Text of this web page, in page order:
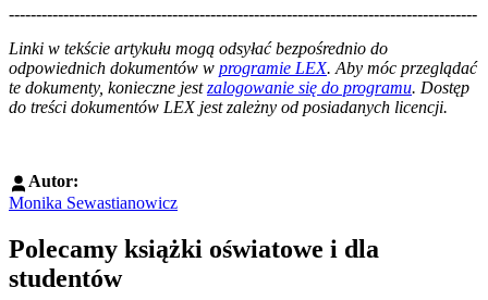
--------------------------------------------------------------------------------------
Linki w tekście artykułu mogą odsyłać bezpośrednio do
odpowiednich dokumentów w programie LEX. Aby móc przeglądać
te dokumenty, konieczne jestzalogowanie się do programu. Dostęp
do treści dokumentów LEX jest zależny od posiadanych licencji.
Autor:
Monika Sewastianowicz
Polecamy książki oświatowe i dla
studentów